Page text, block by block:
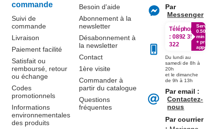
commande
Suivi de
commande
Livraison
Paiement facilité
Satisfait ou
remboursé, retour
ou échange
Codes
promotionnels
Informations
environnementales
des produits
Besoin d'aide
Abonnement à la
newsletter
Désabonnement à
la newsletter
Contact
1ère visite
Commander à
partir du catalogue
Questions
fréquentes
Par
Messenger
Téléphone
: 0892 350
322
Service
0.50€ /
min
+ prix
appel
Du lundi au
samedi de 8h à
20h
et le dimanche
de 9h à 13h
Par email :
Contactez-
nous
Par courrier